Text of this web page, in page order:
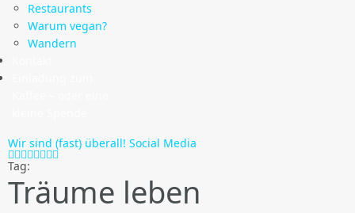
Restaurants
Warum vegan?
Wandern
Wir sind (fast) überall! Social Media
Tag:
Träume leben